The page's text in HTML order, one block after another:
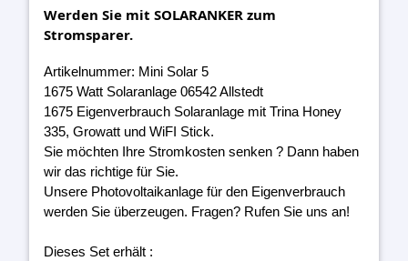
Werden Sie mit SOLARANKER zum
Stromsparer.
Artikelnummer: Mini Solar 5
1675 Watt Solaranlage 06542 Allstedt
1675 Eigenverbrauch Solaranlage mit Trina Honey
335, Growatt und WiFI Stick.
Sie möchten Ihre Stromkosten senken ? Dann haben
wir das richtige für Sie.
Unsere Photovoltaikanlage für den Eigenverbrauch
werden Sie überzeugen. Fragen? Rufen Sie uns an!
Dieses Set erhält :